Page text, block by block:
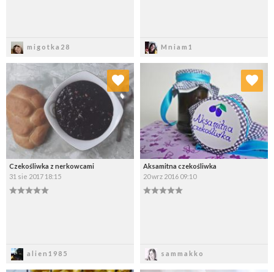
migotka28 Mniam1
Czekośliwka z nerkowcami
31 sie 2017 18:15
alien1985
Dodaj do ulubionych
Wybierz listę:
Aksamitna czekośliwka
20 wrz 2016 09:10
sammakko
Dodaj do ulubionych
Wybierz listę: